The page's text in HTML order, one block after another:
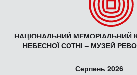
НАЦІОНАЛЬНИЙ МЕМОРІАЛЬНИЙ
НЕБЕСНОЇ СОТНІ – МУЗЕЙ
Серпень 2026